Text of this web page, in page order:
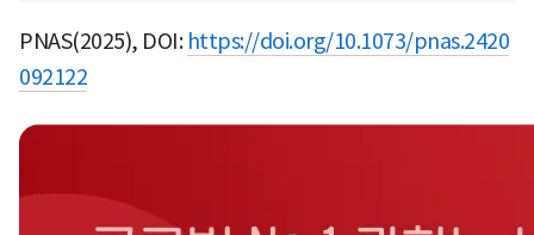
PNAS(2025), DOI: https://doi.org/10.1073/pnas.2420
092122